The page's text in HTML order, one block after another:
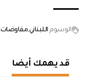
الوسوم اللبنانيمفاوضات
قد يهمك أيضا